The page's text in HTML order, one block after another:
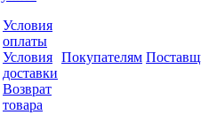
Условия
оплаты
Условия
доставки
Возврат
товара
Покупателям